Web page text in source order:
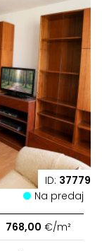
ID: 37779
Na predaj
768,00 €/m²